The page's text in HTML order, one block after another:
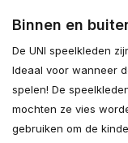
Binnen en
De UNI speelkleden
Ideaal voor wanneer
spelen! De
mochten ze vies
gebruiken om de